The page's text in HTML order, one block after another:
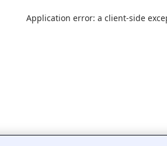
Application error: a client-side